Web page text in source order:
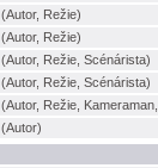
(Autor, Režie)
(Autor, Režie)
(Autor, Režie, Scénárista)
(Autor, Režie, Scénárista)
(Autor, Režie,
(Autor)